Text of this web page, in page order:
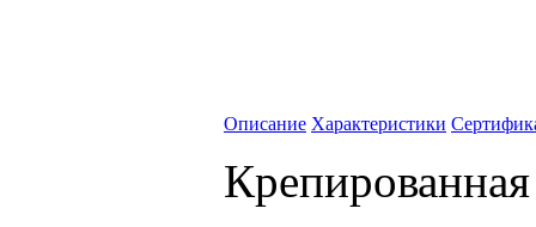
Описание Характеристики